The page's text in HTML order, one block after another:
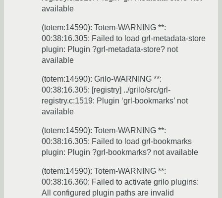
available
(totem:14590): Totem-WARNING **:
00:38:16.305: Failed to load grl-metadata-store
plugin: Plugin ?grl-metadata-store? not
available
(totem:14590): Grilo-WARNING **:
00:38:16.305: [registry] ../grilo/src/grl-
registry.c:1519: Plugin ‘grl-bookmarks’ not
available
(totem:14590): Totem-WARNING **:
00:38:16.305: Failed to load grl-bookmarks
plugin: Plugin ?grl-bookmarks? not available
(totem:14590): Totem-WARNING **:
00:38:16.360: Failed to activate grilo plugins:
All configured plugin paths are invalid